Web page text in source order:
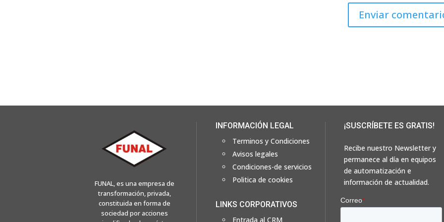
FUNAL, es una empresa de
transformación, privada,
constituida en forma de
sociedad por acciones
INFORMACIÓN LEGAL
Terminos y Condiciones
Avisos legales
Condiciones-de servicios
Politica de cookies
LINKS CORPORATIVOS
Entrada al CRM
¡SUSCRÍBETE ES GRATIS!
Recibe nuestro Newsletter y
permanece al día en equipos
de automatización e
información de actualidad.